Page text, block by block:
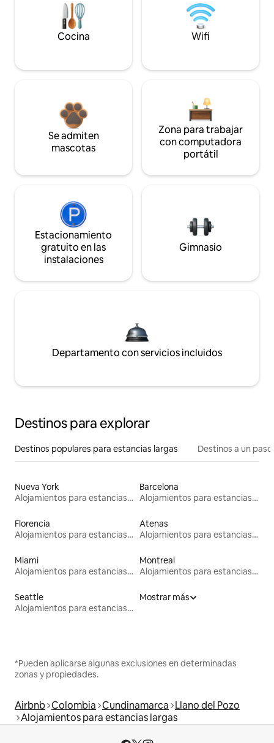
Cocina Wifi
Se admiten
mascotas
Zona para trabajar
con computadora
portátil
Estacionamiento
gratuito en las
instalaciones
Gimnasio
Departamento con servicios incluidos
Destinos para explorar
Destinos populares para estancias largas Destinos a un
Nueva York
Alojamientos para estancias largas
Barcelona
Alojamientos para estancias largas
Florencia
Alojamientos para estancias largas
Atenas
Alojamientos para estancias largas
Miami
Alojamientos para estancias largas
Montreal
Alojamientos para estancias largas
Seattle
Alojamientos para estancias largas
Mostrar más
*Pueden aplicarse algunas exclusiones en determinadas
zonas y propiedades.
Airbnb Colombia Cundinamarca Llano del Pozo
Alojamientos para estancias largas